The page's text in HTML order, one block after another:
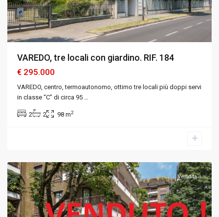
VAREDO, tre locali con giardino. RIF. 184
€ 295.000
VAREDO, centro, termoautonomo, ottimo tre locali più doppi servi
in classe “C” di circa 95 …
2 2 98 m2
Monza,
Vendita